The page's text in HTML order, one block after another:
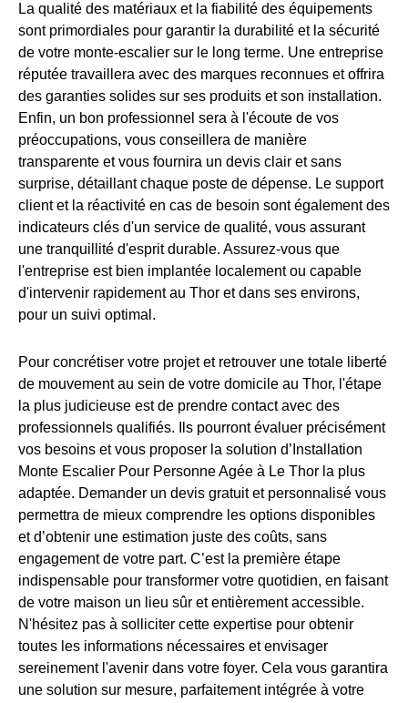
La qualité des matériaux et la fiabilité des équipements
sont primordiales pour garantir la durabilité et la sécurité
de votre monte-escalier sur le long terme. Une entreprise
réputée travaillera avec des marques reconnues et offrira
des garanties solides sur ses produits et son installation.
Enfin, un bon professionnel sera à l'écoute de vos
préoccupations, vous conseillera de manière
transparente et vous fournira un devis clair et sans
surprise, détaillant chaque poste de dépense. Le support
client et la réactivité en cas de besoin sont également des
indicateurs clés d'un service de qualité, vous assurant
une tranquillité d'esprit durable. Assurez-vous que
l'entreprise est bien implantée localement ou capable
d'intervenir rapidement au Thor et dans ses environs,
pour un suivi optimal.
Pour concrétiser votre projet et retrouver une totale liberté
de mouvement au sein de votre domicile au Thor, l'étape
la plus judicieuse est de prendre contact avec des
professionnels qualifiés. Ils pourront évaluer précisément
vos besoins et vous proposer la solution d’Installation
Monte Escalier Pour Personne Agée à Le Thor la plus
adaptée. Demander un devis gratuit et personnalisé vous
permettra de mieux comprendre les options disponibles
et d’obtenir une estimation juste des coûts, sans
engagement de votre part. C’est la première étape
indispensable pour transformer votre quotidien, en faisant
de votre maison un lieu sûr et entièrement accessible.
N'hésitez pas à solliciter cette expertise pour obtenir
toutes les informations nécessaires et envisager
sereinement l'avenir dans votre foyer. Cela vous garantira
une solution sur mesure, parfaitement intégrée à votre